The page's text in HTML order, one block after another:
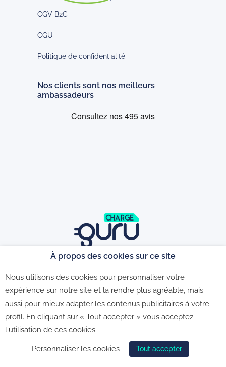
CGV B2C
CGU
Politique de confidentialité
Nos clients sont nos meilleurs
ambassadeurs
©2026 - CGU - CGV - Politique de
confidentialité - Politique de gestion des
cookies
À propos des cookies sur ce site
Nous utilisons des cookies pour personnaliser votre
expérience sur notre site et la rendre plus agréable, mais
aussi pour mieux adapter les contenus publicitaires à votre
profil. En cliquant sur « Tout accepter » vous acceptez
l'utilisation de ces cookies.
Personnaliser les cookies Tout accepter